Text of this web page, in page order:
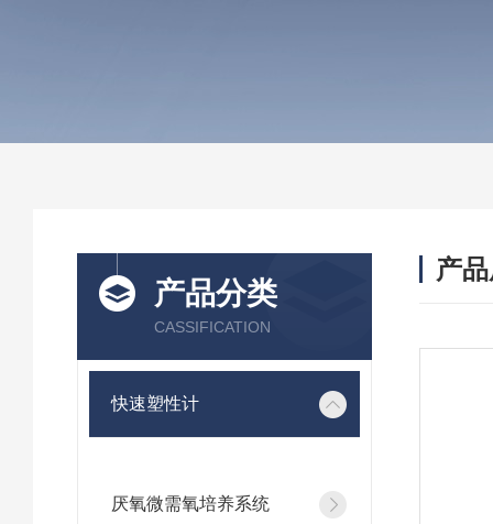
产品分类
CASSIFICATION
快速塑性计
厌氧微需氧培养系统
产